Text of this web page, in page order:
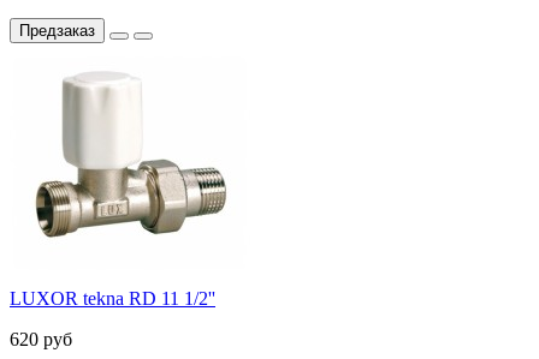
Предзаказ
LUXOR tekna RD 11 1/2''
620 руб